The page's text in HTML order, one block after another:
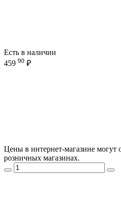
Есть в наличии
459 90 ₽
Цены в интернет-магазине могут
розничных магазинах.